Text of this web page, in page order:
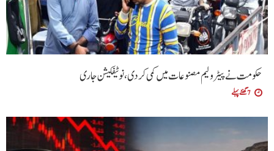
حکومت نے پیٹرولیم مصنوعات میں کمی کردی،نوٹیفکیشن جاری
7 گھنٹے پہلے